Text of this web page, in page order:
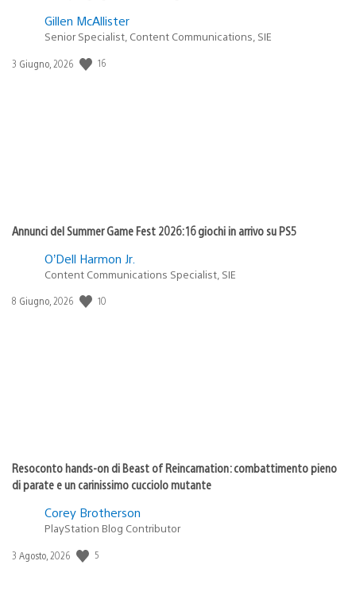
Gillen McAllister
Senior Specialist, Content Communications, SIE
Data
3 Giugno, 2026 16
Annunci del Summer Game Fest 2026: 16 giochi in arrivo su PS5
O’Dell Harmon Jr.
Content Communications Specialist, SIE
Data
8 Giugno, 2026 10
Resoconto hands-on di Beast of Reincarnation: combattimento pieno
di parate e un carinissimo cucciolo mutante
Corey Brotherson
PlayStation Blog Contributor
Data
3 Agosto, 2026 5